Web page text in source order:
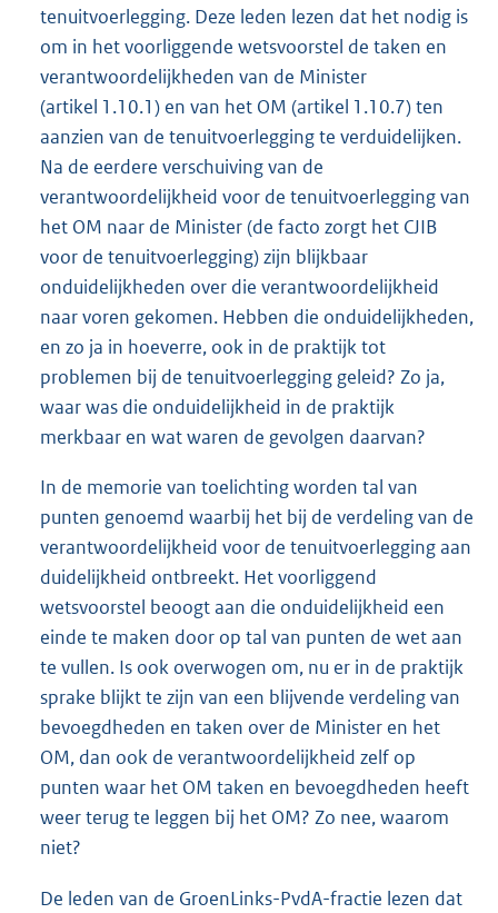
tenuitvoerlegging. Deze leden lezen dat het nodig is
om in het voorliggende wetsvoorstel de taken en
verantwoordelijkheden van de Minister
(artikel 1.10.1) en van het OM (artikel 1.10.7) ten
aanzien van de tenuitvoerlegging te verduidelijken.
Na de eerdere verschuiving van de
verantwoordelijkheid voor de tenuitvoerlegging van
het OM naar de Minister (de facto zorgt het CJIB
voor de tenuitvoerlegging) zijn blijkbaar
onduidelijkheden over die verantwoordelijkheid
naar voren gekomen. Hebben die onduidelijkheden,
en zo ja in hoeverre, ook in de praktijk tot
problemen bij de tenuitvoerlegging geleid? Zo ja,
waar was die onduidelijkheid in de praktijk
merkbaar en wat waren de gevolgen daarvan?
In de memorie van toelichting worden tal van
punten genoemd waarbij het bij de verdeling van de
verantwoordelijkheid voor de tenuitvoerlegging aan
duidelijkheid ontbreekt. Het voorliggend
wetsvoorstel beoogt aan die onduidelijkheid een
einde te maken door op tal van punten de wet aan
te vullen. Is ook overwogen om, nu er in de praktijk
sprake blijkt te zijn van een blijvende verdeling van
bevoegdheden en taken over de Minister en het
OM, dan ook de verantwoordelijkheid zelf op
punten waar het OM taken en bevoegdheden heeft
weer terug te leggen bij het OM? Zo nee, waarom
niet?
De leden van de GroenLinks-PvdA-fractie lezen dat